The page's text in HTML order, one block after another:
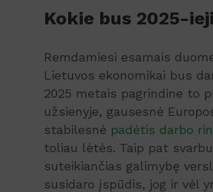
Kokie bus 2025-
Remdamiesi esamais
Lietuvos ekonomikai bus
2025 metais pagrindine to
užsienyje, gausesnė
stabilesnė padėtis darbo
toliau lėtės. Taip pat
suteikiančias galimybę
susidaro įspūdis, jog ir vėl